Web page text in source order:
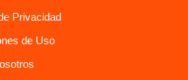
Privacidad
de Uso